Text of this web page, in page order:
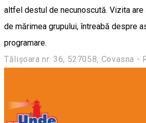
altfel destul de necunoscută. Vizita
de mărimea grupului, întreabă despre
programare.
Tălișoara nr. 36, 527058, Covasna -